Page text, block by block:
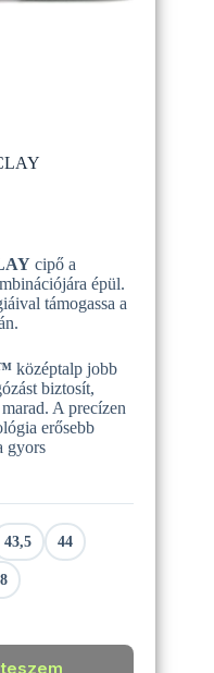
cipő a
épül.
támogassa a
középtalp jobb
biztosít,
A precízen
erősebb
gyors
43,5 44